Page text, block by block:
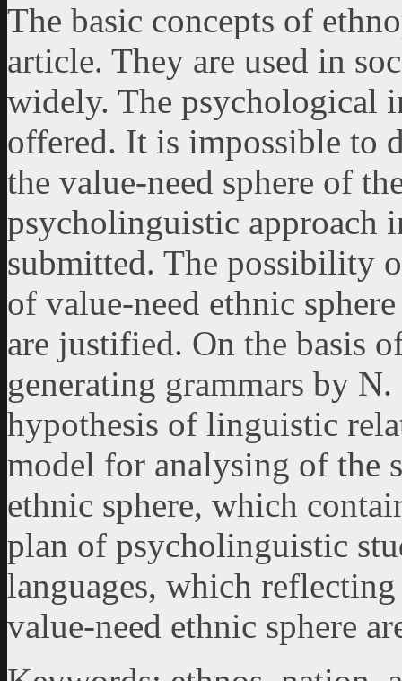
The basic concepts of
article. They are used in
widely. The psychological
offered. It is impossible to
the value-need sphere of
psycholinguistic approach
submitted. The possibility
of value-need ethnic
are justified. On the basis
generating grammars by
hypothesis of linguistic
model for analysing of the
ethnic sphere, which
plan of psycholinguistic
languages, which
value-need ethnic sphere